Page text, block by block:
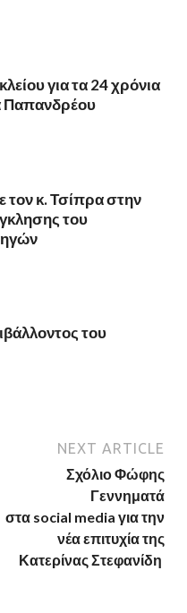
για τα 24 χρόνια
Παπανδρέου
τον κ. Τσίπρα στην
του
του
NEXT ARTICLE
Σχόλιο Φώφης
Γεννηματά
στα social media για την
νέα επιτυχία της
Κατερίνας Στεφανίδη